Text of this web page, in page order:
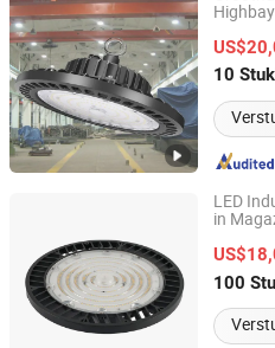
10
Rayborn Lighting Industry Co.,
Guangdong, China
LED
in
100
Jiangsu Century Fujing
Jiangsu, China